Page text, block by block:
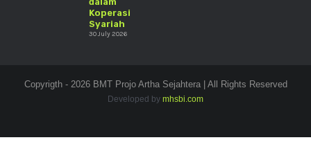
Koperasi
Syariah
30 July 2026
Copyrigth - 2026 BMT Projo Artha Sejahtera | All Rights Reserved
Developed by mhsbi.com